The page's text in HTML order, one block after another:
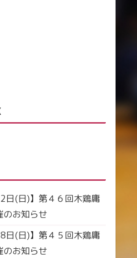
日(日)】第４６回木鶏庸
のお知らせ
日(日)】第４５回木鶏庸
のお知らせ